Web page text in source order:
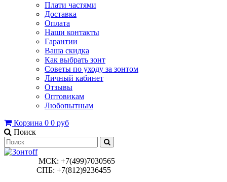
Плати частями
Доставка
Оплата
Наши контакты
Гарантии
Ваша скидка
Как выбрать зонт
Советы по уходу за зонтом
Личный кабинет
Отзывы
Оптовикам
Любопытным
Корзина 0 0 руб
Поиск
МСК: +7(499)7030565
СПБ: +7(812)9236455